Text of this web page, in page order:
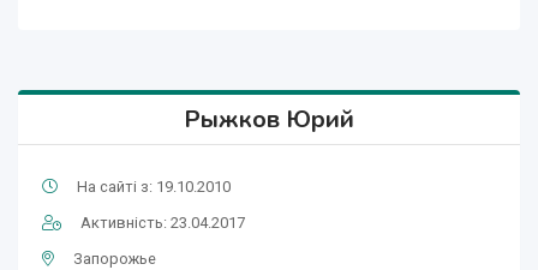
Рыжков Юрий
На сайті з: 19.10.2010
Активність: 23.04.2017
Запорожье